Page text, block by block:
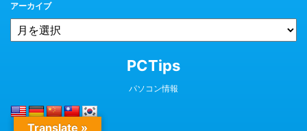
アーカイブ
PCTips
パソコン情報
Translate »
© 2026 PCTips